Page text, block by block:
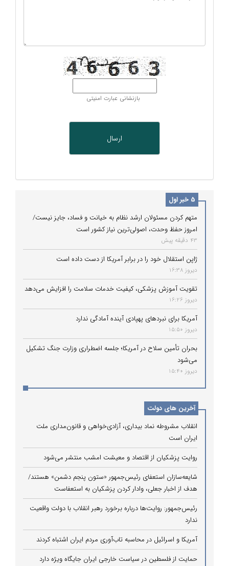
بازنشانی عبارت امنیتی
5 خبر اول
متهم کردن مسئولان ارشد نظام به خیانت و فساد، جایز نیست/
امروز حفظ وحدت، اصولی‌ترین نیاز کشور است
43 دقیقه پیش
ژاپن استقلال خود را در برابر آمریکا از دست داده است
دیروز 16:38
تقویت آموزش پزشکی، کیفیت خدمات سلامت را افزایش می‌دهد
دیروز 16:26
آمریکا برای نبردهای پهپادی آینده آمادگی ندارد
دیروز 15:50
بحران تأمین سلاح در آمریکا؛ جلسه اضطراری وزارت جنگ تشکیل
می‌شود
دیروز 15:40
آخرین های دولت
انقلاب مشروطه نماد بیداری، آزادی‌خواهی و قانون‌مداری ملت
ایران است
روایت پزشکیان از اقتصاد و معیشت امشب منتشر می‌شود
شایعه‌سازان استعفای رئیس‌جمهور «ستون پنجم دشمن» هستند/
هدف از اخبار جعلی، وادار کردن پزشکیان به استعفاست
رئیس‌جمهور: روایت‌ها درباره برخورد رهبر انقلاب با دولت واقعیت
ندارد
آمریکا و اسرائیل در محاسبه تاب‌آوری مردم ایران اشتباه کردند
حمایت از فلسطین در سیاست خارجی ایران جایگاه ویژه دارد